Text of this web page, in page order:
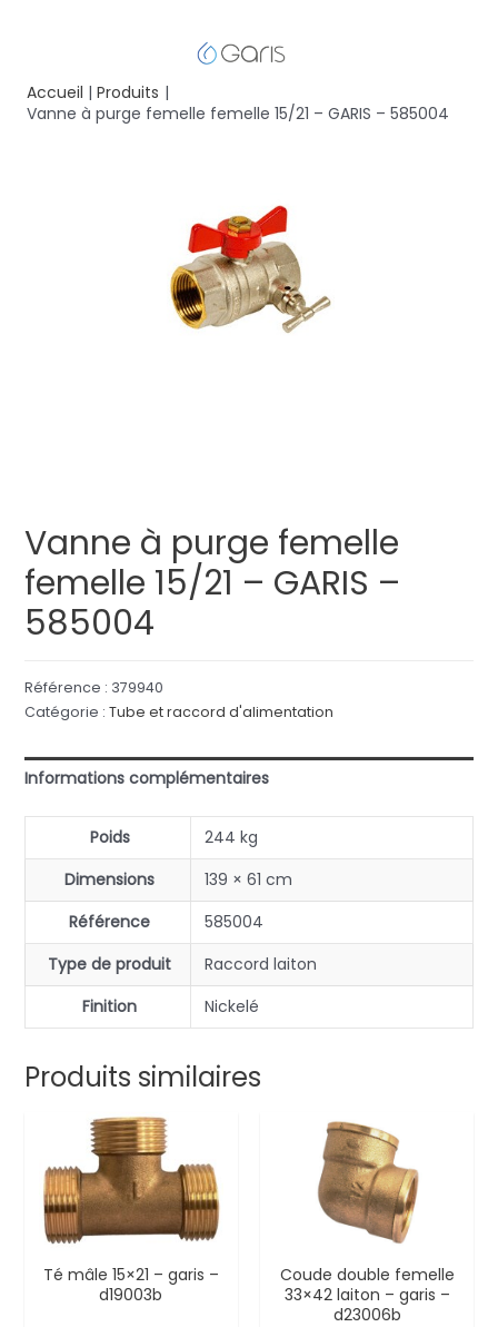
Accueil
Produits
Vanne à purge femelle femelle 15/21 – GARIS – 585004
Vanne à purge femelle
femelle 15/21 – GARIS –
585004
Référence : 379940
Catégorie : Tube et raccord d'alimentation
Informations complémentaires
Poids
244 kg
Dimensions
139 × 61 cm
Référence
585004
Type de produit
Raccord laiton
Finition
Nickelé
Produits similaires
Té mâle 15×21 – garis –
d19003b
Coude double femelle
33×42 laiton – garis –
d23006b